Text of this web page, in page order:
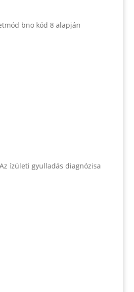
bno kód 8 alapján
ízületi gyulladás diagnózisa